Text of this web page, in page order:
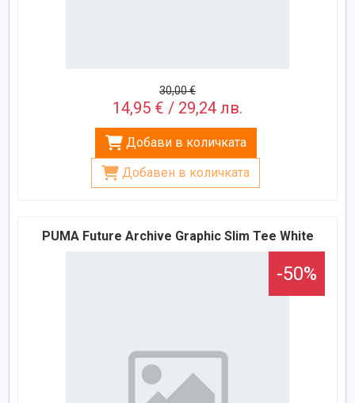
30,00 €
14,95 € / 29,24 лв.
Добави в количката
Добавен в количката
PUMA Future Archive Graphic Slim Tee White
-50%